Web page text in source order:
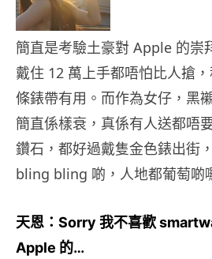
簡直是考驗土豪對 Apple 的崇
戴住 12 萬上手都唔怕比人搶
條錶帶有用。而作為女仔，黑
簡直係樣衰，真係有人送都唔
鑽石，都好過戴隻金色錶出街
bling bling 啲，人地都葡萄啲
天恩：Sorry 我不喜歡
Apple 的…